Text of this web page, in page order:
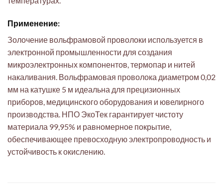
Применение:
Золочение вольфрамовой проволоки используется в
электронной промышленности для создания
микроэлектронных компонентов, термопар и нитей
накаливания. Вольфрамовая проволока диаметром 0,02
мм на катушке 5 м идеальна для прецизионных
приборов, медицинского оборудования и ювелирного
производства. НПО ЭкоТек гарантирует чистоту
материала 99,95% и равномерное покрытие,
обеспечивающее превосходную электропроводность и
устойчивость к окислению.